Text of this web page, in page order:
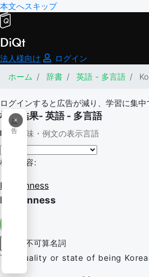
本文へスキップ
DiQt
法人様向け
ログイン
ホーム
辞書 英語 - 多言語
ログインすると広告が減り、学習に集中
×
広
告
検索結果- 英語 - 多言語
意味・例文の表示言語
検索内容:
Koreanness
Koreanness
不可算名詞
The quality or state of being